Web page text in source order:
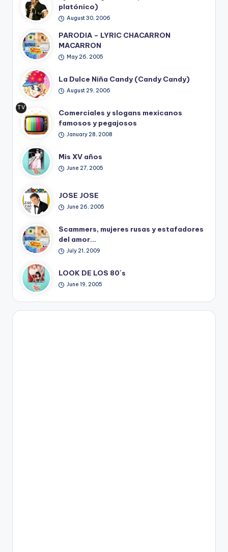
platónico)
August 30, 2006
PARODIA – LYRIC CHACARRON
MACARRON
May 26, 2005
La Dulce Niña Candy (Candy Candy)
August 29, 2006
TV
Ret
ro
Comerciales y slogans mexicanos
famosos y pegajosos
January 28, 2008
Mis XV años
June 27, 2005
JOSE JOSE
June 26, 2005
Scammers, mujeres rusas y estafadores
del amor…
July 21, 2009
LOOK DE LOS 80´s
June 19, 2005